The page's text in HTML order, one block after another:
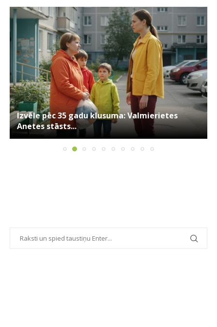
Izvēle pēc 35 gadu klusuma: Valmierietes
Anetes stāsts...